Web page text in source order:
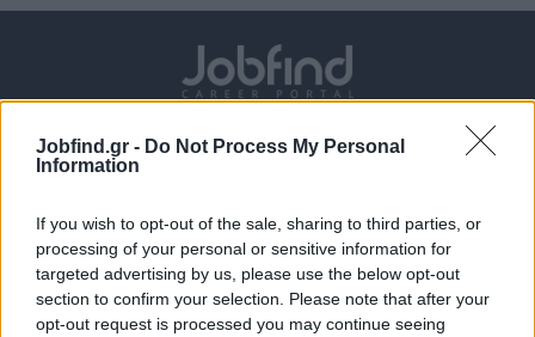
Jobfind.gr - Do Not Process My Personal
Information
If you wish to opt-out of the sale, sharing to third parties, or
processing of your personal or sensitive information for
targeted advertising by us, please use the below opt-out
section to confirm your selection. Please note that after your
opt-out request is processed you may continue seeing
Θέσεις εργασίας